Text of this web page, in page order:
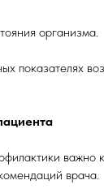
организма.
показателях
важно
врача.